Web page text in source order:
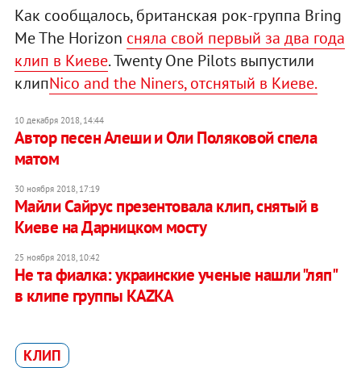
Как сообщалось, британская рок-группа Bring
Me The Horizon сняла свой первый за два года
клип в Киеве. Twenty One Pilots выпустили
клипNico and the Niners, отснятый в Киеве.
10 декабря 2018, 14:44
​Автор песен Алеши и Оли Поляковой спела
матом
30 ноября 2018, 17:19
Майли Сайрус презентовала клип, снятый в
Киеве на Дарницком мосту
25 ноября 2018, 10:42
Не та фиалка: украинские ученые нашли "ляп"
в клипе группы KAZKA
КЛИП